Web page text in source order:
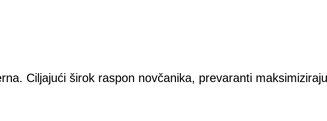
Ciljajući širok raspon novčanika, prevaranti